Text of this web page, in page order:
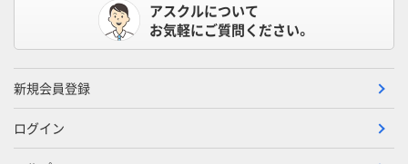
アスクルについて
お気軽にご質問ください。
新規会員登録
ログイン